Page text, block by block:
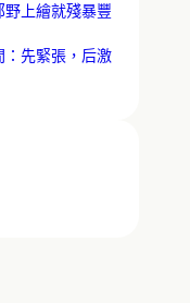
上繪就殘暴豐
：先緊張，后激